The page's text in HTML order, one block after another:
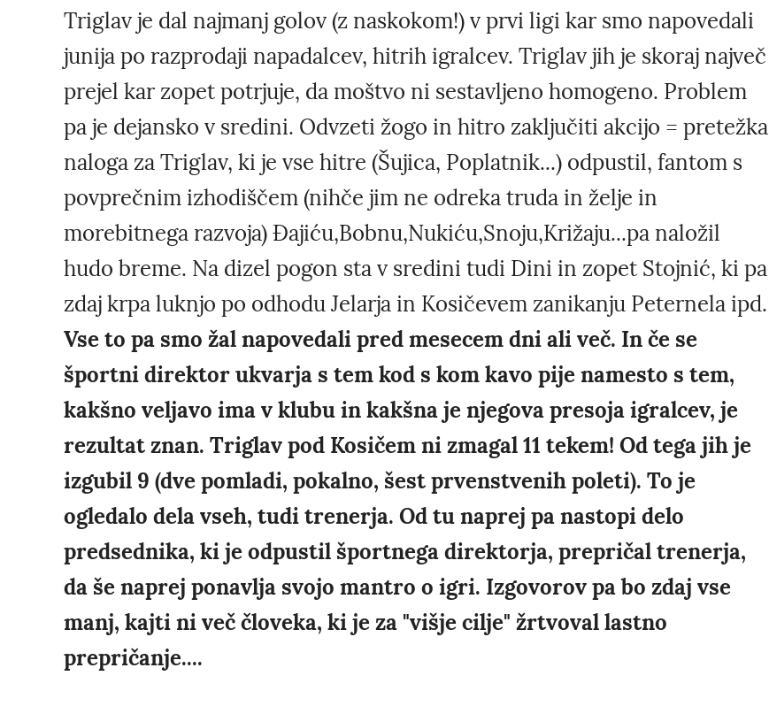
Triglav je dal najmanj golov (z naskokom!) v prvi ligi kar smo napovedali
junija po razprodaji napadalcev, hitrih igralcev. Triglav jih je skoraj največ
prejel kar zopet potrjuje, da moštvo ni sestavljeno homogeno. Problem
pa je dejansko v sredini. Odvzeti žogo in hitro zaključiti akcijo = pretežka
naloga za Triglav, ki je vse hitre (Šujica, Poplatnik...) odpustil, fantom s
povprečnim izhodiščem (nihče jim ne odreka truda in želje in
morebitnega razvoja) Đajiću,Bobnu,Nukiću,Snoju,Križaju...pa naložil
hudo breme. Na dizel pogon sta v sredini tudi Dini in zopet Stojnić, ki pa
zdaj krpa luknjo po odhodu Jelarja in Kosičevem zanikanju Peternela ipd.
Vse to pa smo žal napovedali pred mesecem dni ali več. In če se
športni direktor ukvarja s tem kod s kom kavo pije namesto s tem,
kakšno veljavo ima v klubu in kakšna je njegova presoja igralcev, je
rezultat znan. Triglav pod Kosičem ni zmagal 11 tekem! Od tega jih je
izgubil 9 (dve pomladi, pokalno, šest prvenstvenih poleti). To je
ogledalo dela vseh, tudi trenerja. Od tu naprej pa nastopi delo
predsednika, ki je odpustil športnega direktorja, prepričal trenerja,
da še naprej ponavlja svojo mantro o igri. Izgovorov pa bo zdaj vse
manj, kajti ni več človeka, ki je za "višje cilje" žrtvoval lastno
prepričanje....